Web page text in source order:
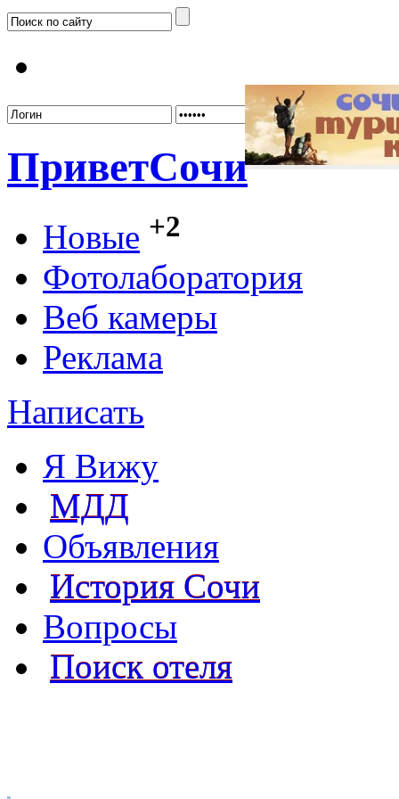
ПриветСочи
Новые +2
Фотолаборатория
Веб камеры
Реклама
Написать
Я Вижу
МДД
Объявления
История Сочи
Вопросы
Поиск отеля